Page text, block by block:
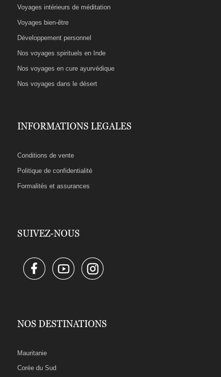
Voyages intérieurs de méditation
Voyages bien-être
Développement personnel
Nos voyages spirituels en Inde
Nos voyages en cure ayurvédique
Nos voyages dans le désert
INFORMATIONS LEGALES
Conditions de vente
Politique de confidentialité
Formalités et assurances
SUIVEZ-NOUS
NOS DESTINATIONS
Mauritanie
Corée du Sud